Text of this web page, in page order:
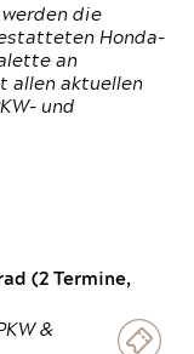
die
Honda-
an
allen aktuellen
und
(2 Termine,
&